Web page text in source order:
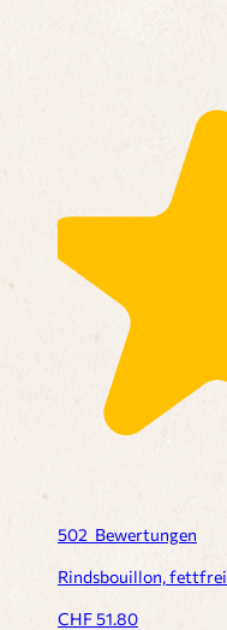
502 Bewertungen
Rindsbouillon, fettfrei
CHF51.80